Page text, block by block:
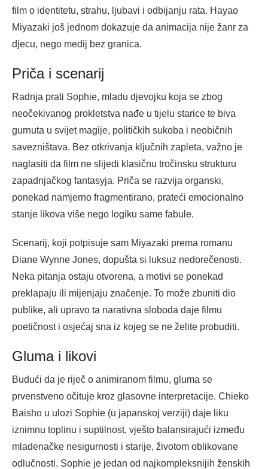
film o identitetu, strahu, ljubavi i odbijanju rata. Hayao
Miyazaki još jednom dokazuje da animacija nije žanr za
djecu, nego medij bez granica.
Priča i scenarij
Radnja prati Sophie, mladu djevojku koja se zbog
neočekivanog prokletstva nađe u tijelu starice te biva
gurnuta u svijet magije, političkih sukoba i neobičnih
savezništava. Bez otkrivanja ključnih zapleta, važno je
naglasiti da film ne slijedi klasičnu tročinsku strukturu
zapadnjačkog fantasyja. Priča se razvija organski,
ponekad namjerno fragmentirano, prateći emocionalno
stanje likova više nego logiku same fabule.
Scenarij, koji potpisuje sam Miyazaki prema romanu
Diane Wynne Jones, dopušta si luksuz nedorečenosti.
Neka pitanja ostaju otvorena, a motivi se ponekad
preklapaju ili mijenjaju značenje. To može zbuniti dio
publike, ali upravo ta narativna sloboda daje filmu
poetičnost i osjećaj sna iz kojeg se ne želite probuditi.
Gluma i likovi
Budući da je riječ o animiranom filmu, gluma se
prvenstveno očituje kroz glasovne interpretacije. Chieko
Baisho u ulozi Sophie (u japanskoj verziji) daje liku
iznimnu toplinu i suptilnost, vješto balansirajući između
mladenačke nesigurnosti i starije, životom oblikovane
odlučnosti. Sophie je jedan od najkompleksnijih ženskih